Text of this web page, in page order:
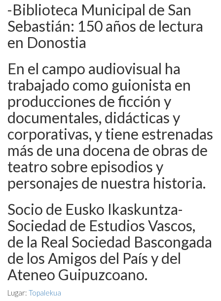
-Biblioteca Municipal de San
Sebastián: 150 años de lectura
en Donostia
En el campo audiovisual ha
trabajado como guionista en
producciones de ficción y
documentales, didácticas y
corporativas, y tiene estrenadas
más de una docena de obras de
teatro sobre episodios y
personajes de nuestra historia.
Socio de Eusko Ikaskuntza-
Sociedad de Estudios Vascos,
de la Real Sociedad Bascongada
de los Amigos del País y del
Ateneo Guipuzcoano.
Lugar: Topalekua